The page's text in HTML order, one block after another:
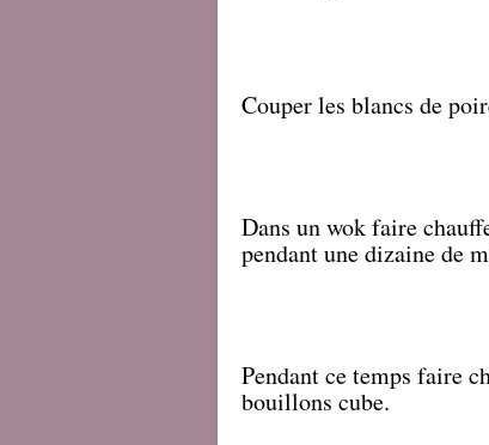
Couper les blancs de
Dans un wok faire
pendant une dizaine de
Pendant ce temps faire
bouillons cube.